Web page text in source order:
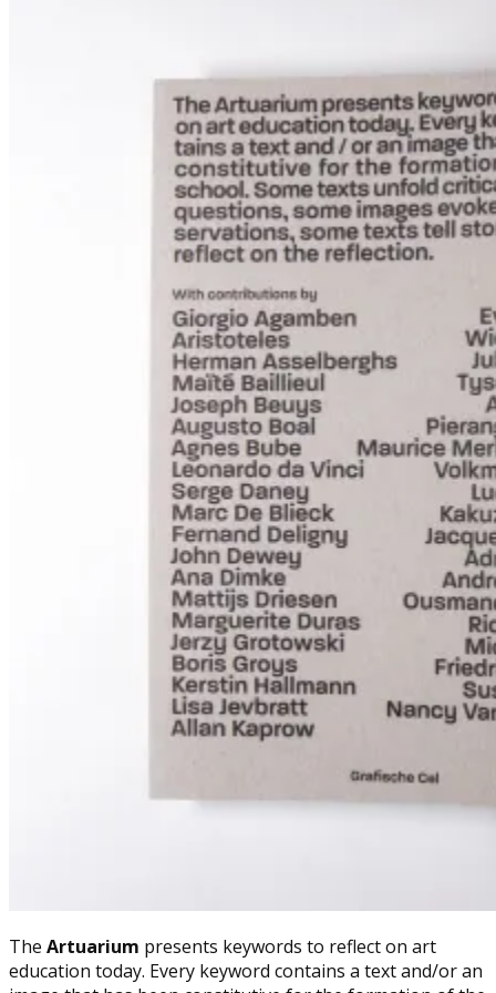
The Artuarium presents keywords to reflect on art
education today. Every keyword contains a text and/or an